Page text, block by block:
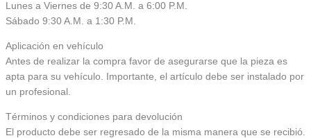
Lunes a Viernes de 9:30 A.M. a 6:00 P.M.
Sábado 9:30 A.M. a 1:30 P.M.
Aplicación en vehículo
Antes de realizar la compra favor de asegurarse que la pieza es
apta para su vehículo. Importante, el artículo debe ser instalado por
un profesional.
Términos y condiciones para devolución
El producto debe ser regresado de la misma manera que se recibió.